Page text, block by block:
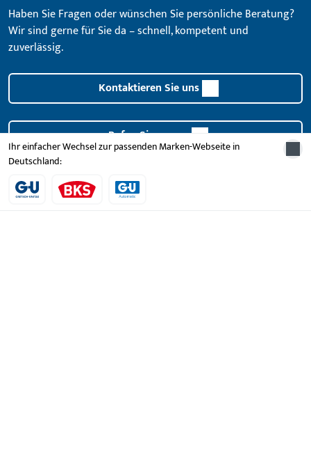
Ihr einfacher Wechsel zur passenden Marken-Webseite in
Deutschland:
Haben Sie Fragen oder wünschen Sie persönliche Beratung?
Wir sind gerne für Sie da – schnell, kompetent und
zuverlässig.
Kontaktieren Sie uns
Rufen Sie uns an